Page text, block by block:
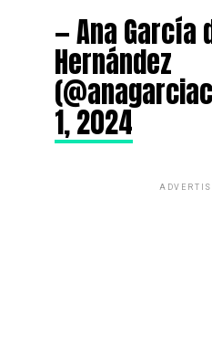
— Ana García
Hernández
1, 2024